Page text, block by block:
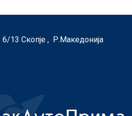
13 Скопје , Р.Македонија